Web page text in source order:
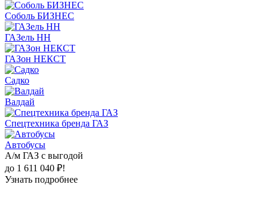
Соболь БИЗНЕС
ГАЗель НН
ГАЗон НЕКСТ
Садко
Валдай
Спецтехника бренда ГАЗ
Автобусы
А/м ГАЗ с выгодой
до 1 611 040 ₽!
Узнать подробнее